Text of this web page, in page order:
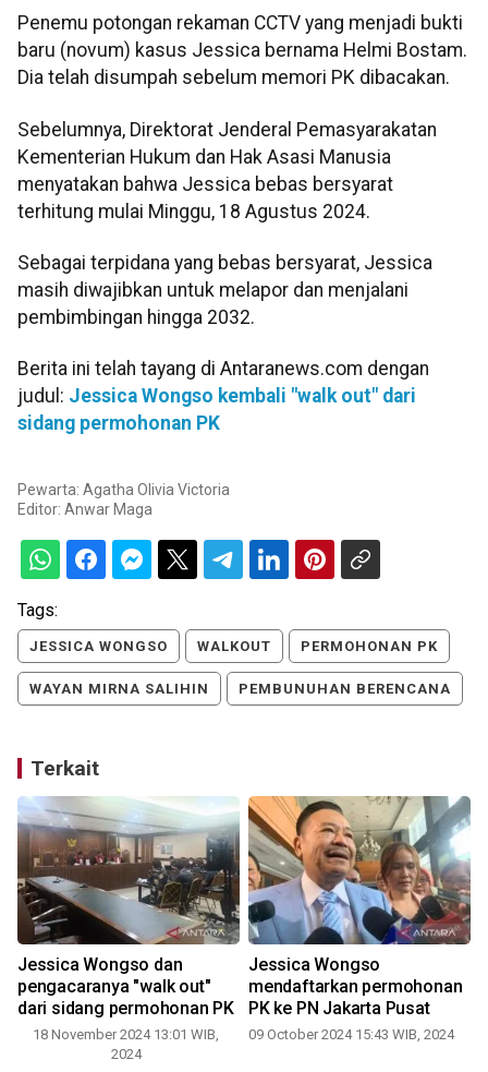
Penemu potongan rekaman CCTV yang menjadi bukti
baru (novum) kasus Jessica bernama Helmi Bostam.
Dia telah disumpah sebelum memori PK dibacakan.
Sebelumnya, Direktorat Jenderal Pemasyarakatan
Kementerian Hukum dan Hak Asasi Manusia
menyatakan bahwa Jessica bebas bersyarat
terhitung mulai Minggu, 18 Agustus 2024.
Sebagai terpidana yang bebas bersyarat, Jessica
masih diwajibkan untuk melapor dan menjalani
pembimbingan hingga 2032.
Berita ini telah tayang di Antaranews.com dengan
judul: Jessica Wongso kembali "walk out" dari
sidang permohonan PK
Pewarta: Agatha Olivia Victoria
Editor: Anwar Maga
Tags:
JESSICA WONGSO WALKOUT PERMOHONAN PK
WAYAN MIRNA SALIHIN PEMBUNUHAN BERENCANA
Terkait
Jessica Wongso dan
pengacaranya "walk out"
dari sidang permohonan PK
18 November 2024 13:01 WIB,
2024
Jessica Wongso
mendaftarkan permohonan
PK ke PN Jakarta Pusat
09 October 2024 15:43 WIB, 2024